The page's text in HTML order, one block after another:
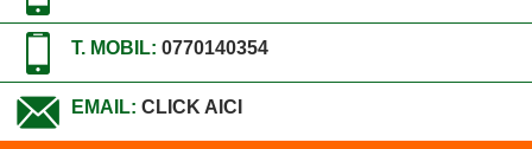
T. MOBIL: 0770140354
EMAIL: CLICK AICI